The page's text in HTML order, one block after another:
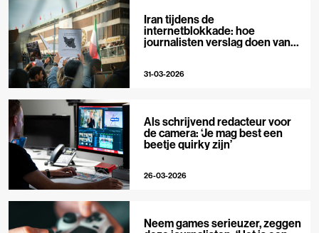
Iran tijdens de
internetblokkade: hoe
journalisten verslag doen van
31-03-2026
Als schrijvend redacteur voor
de camera: ‘Je mag best een
beetje quirky zijn’
26-03-2026
Neem games serieuzer, zeggen